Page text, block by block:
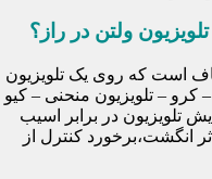
ولتن در راز؟
است که روی یک تلویزیون
دی – ال ای دی – ۳ بعدی – کرو – تلویزیون منحنی – کیو
تلویزیون در برابر اسیب
کنترل از